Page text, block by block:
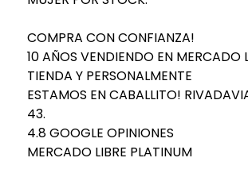
COMPRA CON CONFIANZA!
10 AÑOS VENDIENDO EN MERCADO
TIENDA Y PERSONALMENTE
ESTAMOS EN CABALLITO!
43.
4.8 GOOGLE OPINIONES
MERCADO LIBRE PLATINUM